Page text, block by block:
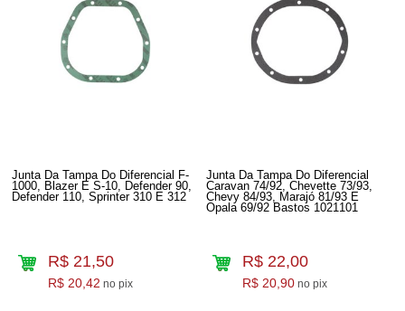
Junta Da Tampa Do Diferencial F-
1000, Blazer E S-10, Defender 90,
Defender 110, Sprinter 310 E 312
R$ 21,50
R$ 20,42 no pix
Junta Da Tampa Do Diferencial
Caravan 74/92, Chevette 73/93,
Chevy 84/93, Marajó 81/93 E
Opala 69/92 Bastos 1021101
R$ 22,00
R$ 20,90 no pix